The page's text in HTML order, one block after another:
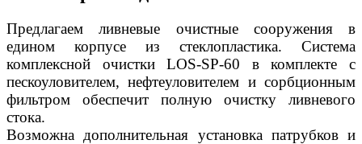
Предлагаем ливневые очистные сооружения в
едином корпусе из стеклопластика. Система
комплексной очистки LOS-SP-60 в комплекте с
пескоуловителем, нефтеуловителем и сорбционным
фильтром обеспечит полную очистку ливневого
стока.
Возможна дополнительная установка патрубков и